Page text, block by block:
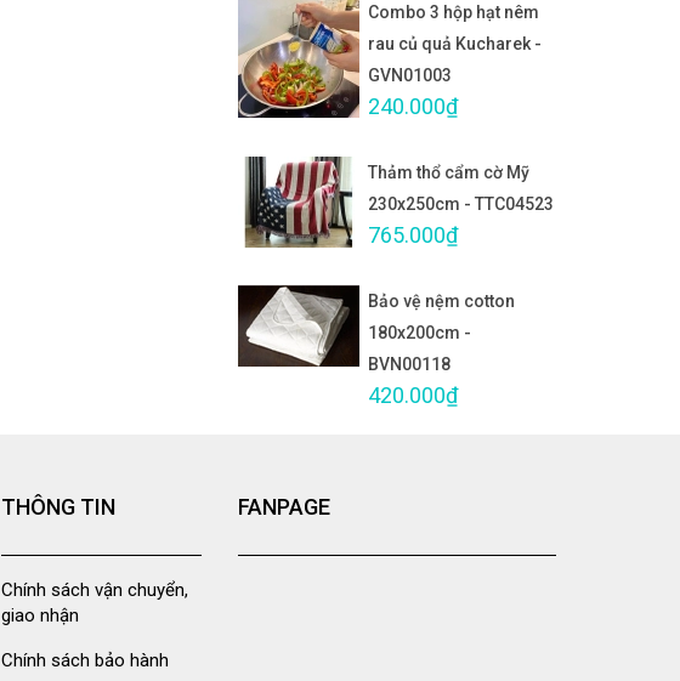
Combo 3 hộp hạt nêm
rau củ quả Kucharek -
GVN01003
240.000₫
Thảm thổ cẩm cờ Mỹ
230x250cm - TTC04523
765.000₫
Bảo vệ nệm cotton
180x200cm -
BVN00118
420.000₫
THÔNG TIN
Chính sách vận chuyển,
giao nhận
Chính sách bảo hành
FANPAGE